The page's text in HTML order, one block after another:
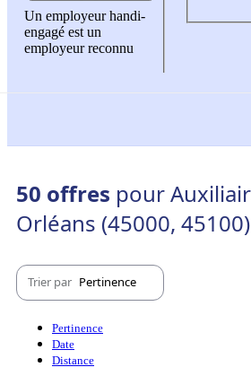
Un employeur handi-
engagé est un
employeur reconnu
50 offres pour
Orléans (45000, 45100)
Trier par Pertinence
Pertinence
Date
Distance